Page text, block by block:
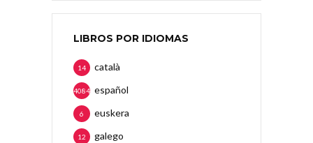
LIBROS POR IDIOMAS
català
14
español
4084
euskera
6
galego
12